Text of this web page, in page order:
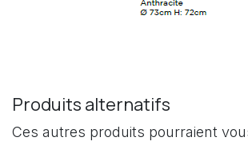
Produits alternatifs
Ces autres produits pourraient